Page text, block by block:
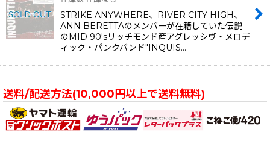
STRIKE ANYWHERE、RIVER CITY HIGH、
ANN BERETTAのメンバーが在籍していた伝説
のMID 90'sリッチモンド産アグレッシヴ・メロデ
ィック・パンクバンド"INQUIS…
送料/配送方法(10,000円以上で送料無料)